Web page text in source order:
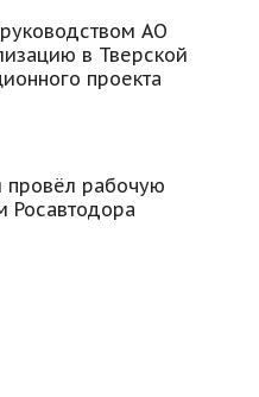
АО
в Тверской
проекта
провёл рабочую
Росавтодора